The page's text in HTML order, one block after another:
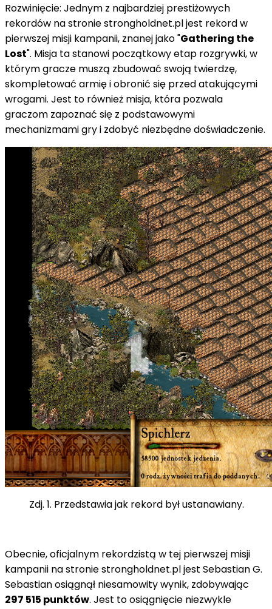
Rozwinięcie: Jednym z najbardziej prestiżowych
rekordów na stronie strongholdnet.pl jest rekord w
pierwszej misji kampanii, znanej jako "Gathering the
Lost". Misja ta stanowi początkowy etap rozgrywki, w
którym gracze muszą zbudować swoją twierdzę,
skompletować armię i obronić się przed atakującymi
wrogami. Jest to również misja, która pozwala
graczom zapoznać się z podstawowymi
mechanizmami gry i zdobyć niezbędne doświadczenie.
Zdj. 1. Przedstawia jak rekord był ustanawiany.
Obecnie, oficjalnym rekordzistą w tej pierwszej misji
kampanii na stronie strongholdnet.pl jest Sebastian G.
Sebastian osiągnął niesamowity wynik, zdobywając
297 515 punktów. Jest to osiągnięcie niezwykle